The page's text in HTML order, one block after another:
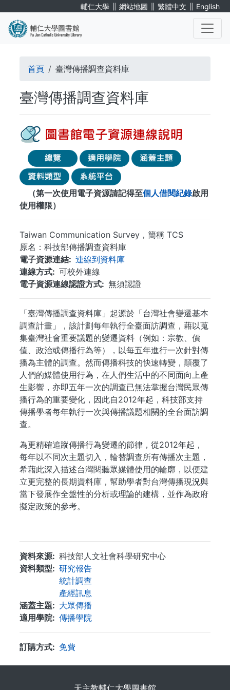
輔仁大學 ∥ 網站地圖 ∥ 繁體中文 ∥ English
導
航
連
結
首頁 臺灣傳播調查資料庫
臺灣傳播調查資料庫
（第一次使用電子資源請記得至個人借閱紀錄啟用
使用權限）
Taiwan Communication Survey，簡稱 TCS
原名：科技部傳播調查資料庫
電子資源連結
連線到資料庫
連線方式
可校外連線
電子資源連線認證方式
無須認證
「臺灣傳播調查資料庫」起源於「台灣社會變遷基本
調查計畫」，該計劃每年執行全臺面訪調查，藉以蒐
集臺灣社會重要議題的變遷資料（例如：宗教、價
值、政治或傳播行為等），以每五年進行一次針對傳
播為主體的調查。然而傳播科技的快速轉變，顛覆了
人們的媒體使用行為，在人們生活中的不同面向上產
生影響，亦即五年一次的調查已無法掌握台灣民眾傳
播行為的重要變化，因此自2012年起，科技部支持
傳播學者每年執行一次與傳播議題相關的全台面訪調
查。
為更精確追蹤傳播行為變遷的節律，從2012年起，
每年以不同次主題切入，輪替調查所有傳播次主題，
希藉此深入描述台灣閱聽眾媒體使用的輪廓，以便建
立更完整的長期資料庫，幫助學者對台灣傳播現況與
當下發展作全盤性的分析或理論的建構，並作為政府
擬定政策的參考。
資料來源
科技部人文社會科學研究中心
資料類型
研究報告
統計調查
產經訊息
涵蓋主題
大眾傳播
適用學院
傳播學院
訂購方式
免費
天主教輔仁大學圖書館